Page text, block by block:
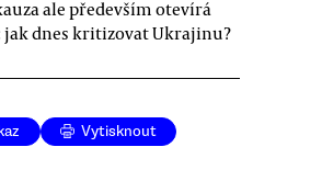
ale především otevírá
jak dnes kritizovat Ukrajinu?
Vytisknout